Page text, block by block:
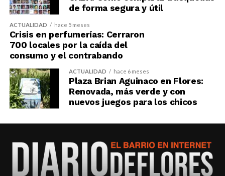
de forma segura y útil
ACTUALIDAD hace 5 meses
Crisis en perfumerías: Cerraron
700 locales por la caída del
consumo y el contrabando
ACTUALIDAD hace 6 meses
Plaza Brian Aguinaco en Flores:
Renovada, más verde y con
nuevos juegos para los chicos